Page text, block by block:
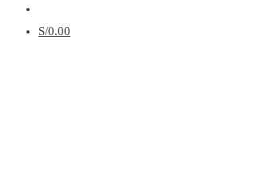
Menú
S/0.00